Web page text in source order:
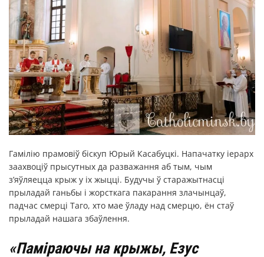
Гамілію прамовіў біскуп Юрый Касабуцкі. Напачатку іерарх
заахвоціў прысутных да разважання аб тым, чым
з’яўляецца крыж у іх жыцці. Будучы ў старажытнасці
прыладай ганьбы і жорсткага пакарання злачынцаў,
падчас смерці Таго, хто мае ўладу над смерцю, ён стаў
прыладай нашага збаўлення.
«Паміраючы на крыжы, Езус